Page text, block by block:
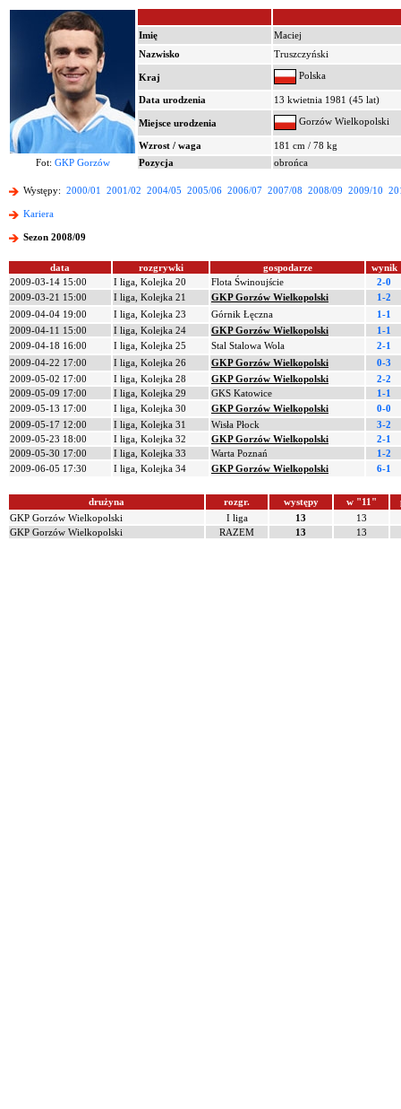
Imię
Maciej
Nazwisko
Truszczyński
Kraj Polska
Data urodzenia 13 kwietnia 1981 (45 lat)
Miejsce urodzenia Gorzów Wielkopolski
Wzrost / waga
181 cm / 78 kg
Fot: GKP Gorzów Pozycja obrońca
Występy: 2000/01 2001/02 2004/05 2005/06 2006/07 2007/08 2008/09 2009/10
Kariera
Sezon 2008/09
data rozgrywki gospodarze
wynik
2009-03-14 15:00
I liga, Kolejka 20 Flota Świnoujście
2-0
2009-03-21 15:00
I liga, Kolejka 21 GKP Gorzów Wielkopolski
1-2
2009-04-04 19:00
I liga, Kolejka 23 Górnik Łęczna
1-1
2009-04-11 15:00
I liga, Kolejka 24 GKP Gorzów Wielkopolski
1-1
2009-04-18 16:00
I liga, Kolejka 25 Stal Stalowa Wola
2-1
2009-04-22 17:00
I liga, Kolejka 26 GKP Gorzów Wielkopolski
0-3
2009-05-02 17:00
I liga, Kolejka 28 GKP Gorzów Wielkopolski
2-2
2009-05-09 17:00
I liga, Kolejka 29 GKS Katowice
1-1
2009-05-13 17:00
I liga, Kolejka 30 GKP Gorzów Wielkopolski
0-0
2009-05-17 12:00
I liga, Kolejka 31 Wisła Płock
3-2
2009-05-23 18:00
I liga, Kolejka 32 GKP Gorzów Wielkopolski
2-1
2009-05-30 17:00
I liga, Kolejka 33 Warta Poznań
1-2
2009-06-05 17:30
I liga, Kolejka 34 GKP Gorzów Wielkopolski 6-1
drużyna rozgr. występy w "11"
GKP Gorzów Wielkopolski
I liga 13
13
GKP Gorzów Wielkopolski
RAZEM 13 13